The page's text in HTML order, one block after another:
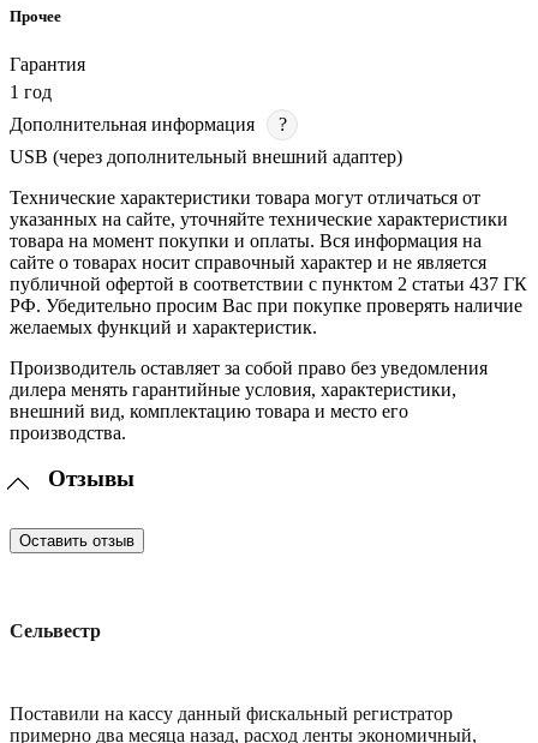
Прочее
Гарантия
1 год
Дополнительная информация
?
USB (через дополнительный внешний адаптер)
Технические характеристики товара могут отличаться от
указанных на сайте, уточняйте технические характеристики
товара на момент покупки и оплаты. Вся информация на
сайте о товарах носит справочный характер и не является
публичной офертой в соответствии с пунктом 2 статьи 437 ГК
РФ. Убедительно просим Вас при покупке проверять наличие
желаемых функций и характеристик.
Производитель оставляет за собой право без уведомления
дилера менять гарантийные условия, характеристики,
внешний вид, комплектацию товара и место его
производства.
Отзывы
Оставить отзыв
Сельвестр
Поставили на кассу данный фискальный регистратор
примерно два месяца назад, расход ленты экономичный,